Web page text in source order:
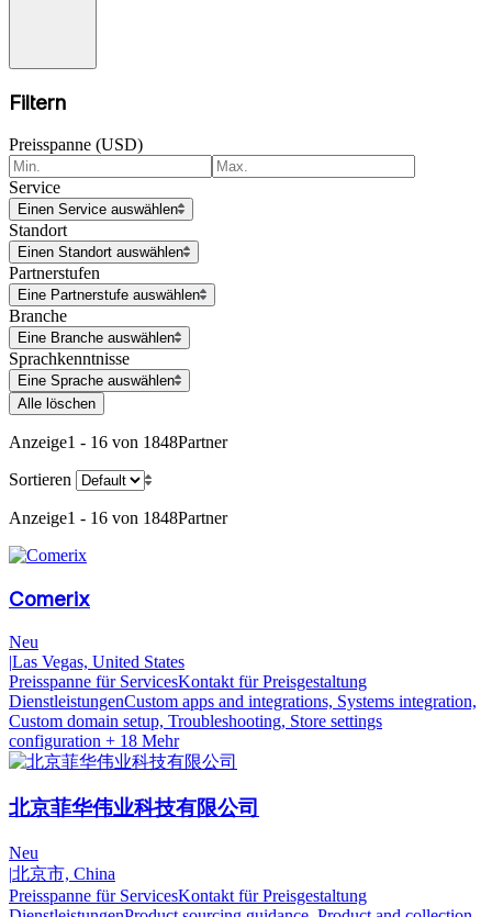
Filtern
Preisspanne (USD)
Service
Einen Service auswählen
Standort
Einen Standort auswählen
Partnerstufen
Eine Partnerstufe auswählen
Branche
Eine Branche auswählen
Sprachkenntnisse
Eine Sprache auswählen
Alle löschen
Anzeige1 - 16 von 1848Partner
Sortieren
Anzeige1 - 16 von 1848Partner
Comerix
Neu
|Las Vegas, United States
Preisspanne für ServicesKontakt für Preisgestaltung
DienstleistungenCustom apps and integrations, Systems integration,
Custom domain setup, Troubleshooting, Store settings
configuration + 18 Mehr
北京菲华伟业科技有限公司
Neu
|北京市, China
Preisspanne für ServicesKontakt für Preisgestaltung